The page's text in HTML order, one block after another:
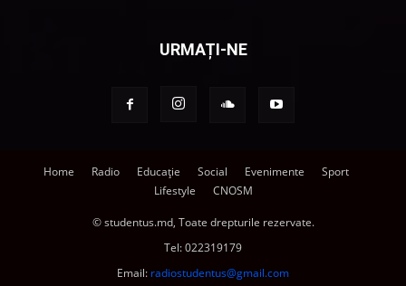
URMAȚI-NE
Home Radio Educație Social Evenimente
Sport
Lifestyle
CNOSM
© studentus.md, Toate drepturile rezervate.
Tel:022319179
Email: radiostudentus@gmail.com